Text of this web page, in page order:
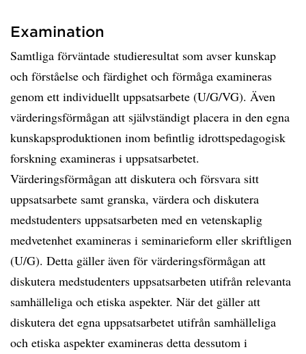
Examination
Samtliga förväntade studieresultat som avser kunskap
och förståelse och färdighet och förmåga examineras
genom ett individuellt uppsatsarbete (U/G/VG). Även
värderingsförmågan att självständigt placera in den egna
kunskapsproduktionen inom befintlig idrottspedagogisk
forskning examineras i uppsatsarbetet.
Värderingsförmågan att diskutera och försvara sitt
uppsatsarbete samt granska, värdera och diskutera
medstudenters uppsatsarbeten med en vetenskaplig
medvetenhet examineras i seminarieform eller skriftligen
(U/G). Detta gäller även för värderingsförmågan att
diskutera medstudenters uppsatsarbeten utifrån relevanta
samhälleliga och etiska aspekter. När det gäller att
diskutera det egna uppsatsarbetet utifrån samhälleliga
och etiska aspekter examineras detta dessutom i